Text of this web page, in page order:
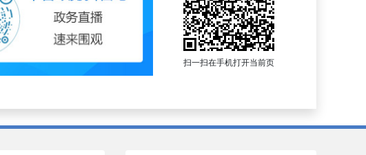
扫一扫在手机打开当前页